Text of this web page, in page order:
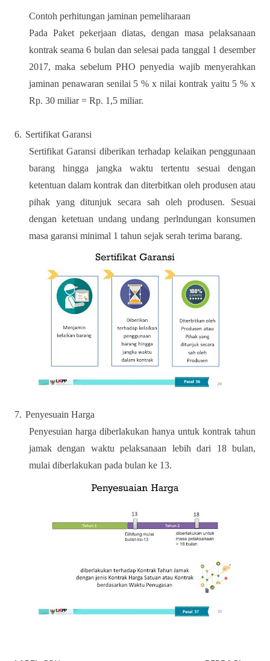
Contoh perhitungan jaminan pemeliharaan
Pada Paket pekerjaan diatas, dengan masa pelaksanaan
kontrak seama 6 bulan dan selesai pada tanggal 1 desember
2017, maka sebelum PHO penyedia wajib menyerahkan
jaminan penawaran senilai 5 % x nilai kontrak yaitu 5 % x
Rp. 30 miliar = Rp. 1,5 miliar.
6. Sertifikat Garansi
Sertifikat Garansi diberikan terhadap kelaikan penggunaan
barang hingga jangka waktu tertentu sesuai dengan
ketentuan dalam kontrak dan diterbitkan oleh produsen atau
pihak yang ditunjuk secara sah oleh produsen. Sesuai
dengan ketetuan undang undang perlndungan konsumen
masa garansi minimal 1 tahun sejak serah terima barang.
7. Penyesuain Harga
Penyesuian harga diberlakukan hanya untuk kontrak tahun
jamak dengan waktu pelaksanaan lebih dari 18 bulan,
mulai diberlakukan pada bulan ke 13.